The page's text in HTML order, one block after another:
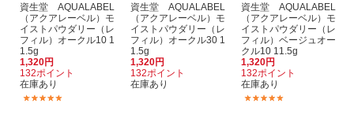
資生堂 AQUALABEL
（アクアレーベル）モ
イストパウダリー（レ
フィル）オークル10 1
1.5g
1,320円
132ポイント
在庫あり
資生堂 AQUALABEL
（アクアレーベル）モ
イストパウダリー（レ
フィル）オークル30 1
1.5g
1,320円
132ポイント
在庫あり
資生堂 AQUALABEL
（アクアレーベル）モ
イストパウダリー（レ
フィル）ベージュオー
クル10 11.5g
1,320円
132ポイント
在庫あり